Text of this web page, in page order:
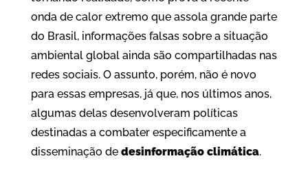
onda de calor extremo que assola grande parte
do Brasil, informações falsas sobre a situação
ambiental global ainda são compartilhadas nas
redes sociais. O assunto, porém, não é novo
para essas empresas, já que, nos últimos anos,
algumas delas desenvolveram políticas
destinadas a combater especificamente a
disseminação de desinformação climática.